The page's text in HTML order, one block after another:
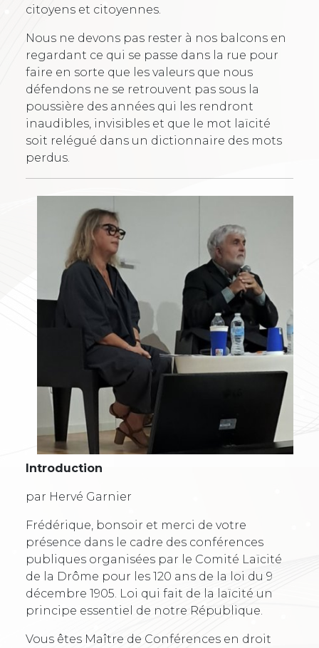
citoyens et citoyennes.
Nous ne devons pas rester à nos balcons en
regardant ce qui se passe dans la rue pour
faire en sorte que les valeurs que nous
défendons ne se retrouvent pas sous la
poussière des années qui les rendront
inaudibles, invisibles et que le mot laïcité
soit relégué dans un dictionnaire des mots
perdus.
Introduction
par Hervé Garnier
Frédérique, bonsoir et merci de votre
présence dans le cadre des conférences
publiques organisées par le Comité Laïcité
de la Drôme pour les 120 ans de la loi du 9
décembre 1905. Loi qui fait de la laïcité un
principe essentiel de notre République.
Vous êtes Maître de Conférences en droit